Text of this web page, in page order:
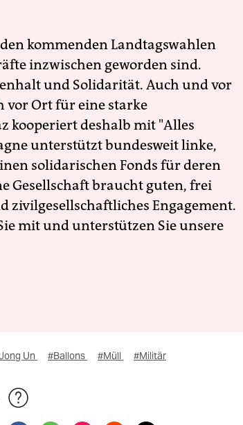
kommenden Landtagswahlen
inzwischen geworden sind.
und Solidarität. Auch und vor
vor Ort für eine starke
kooperiert deshalb mit "Alles
unterstützt bundesweit linke,
solidarischen Fonds für deren
Gesellschaft braucht guten, frei
zivilgesellschaftliches Engagement.
mit und unterstützen Sie unsere
Un #Ballons #Müll #Militär